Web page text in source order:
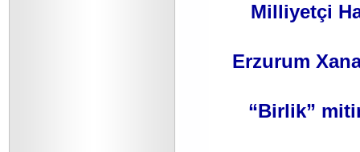
Milliyetçi
Erzurum
“Birlik”